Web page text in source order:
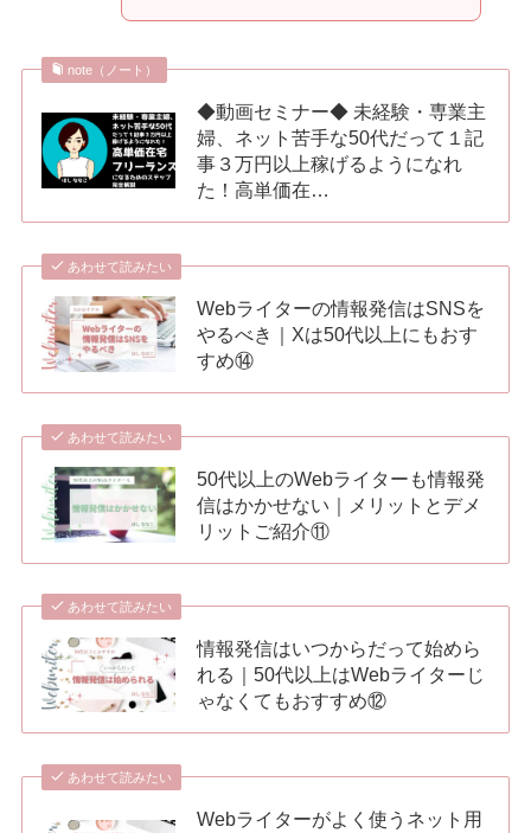
note（ノート）
◆動画セミナー◆ 未経験・専業主
婦、ネット苦手な50代だって１記
事３万円以上稼げるようになれ
た！高単価在…
あわせて読みたい
Webライターの情報発信はSNSを
やるべき｜Xは50代以上にもおす
すめ⑭
あわせて読みたい
50代以上のWebライターも情報発
信はかかせない｜メリットとデメ
リットご紹介⑪
あわせて読みたい
情報発信はいつからだって始めら
れる｜50代以上はWebライターじ
ゃなくてもおすすめ⑫
あわせて読みたい
Webライターがよく使うネット用